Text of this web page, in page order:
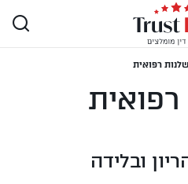
רפואית
רפואית
ובלידה